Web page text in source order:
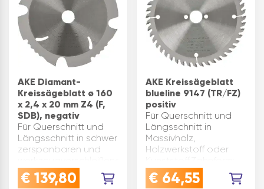
AKE Diamant-
Kreissägeblatt ø 160
x 2,4 x 20 mm Z4 (F,
SDB), negativ
Für Querschnitt und
Längsschnitt in schwer
zerspanbaren und
Materialien.
Zementgebundene
€ 139,80
AKE Kreissägeblatt
blueline 9147 (TR/FZ)
positiv
Für Querschnitt und
Längsschnitt in
Massivholz,
Holzwerkstoff oder
Trapezzahn/Flachzahn
(TR/FZ)
€ 64,55